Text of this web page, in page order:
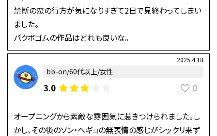
禁断の恋の行方が気になりすぎて2日で見終わってしまい
ました。
パクボゴムの作品はどれも良いな。
2025.4.18
bb-on/60代以上/女性
3.0 0
オープニングから素敵な雰囲気に惹きつけられました。し
かし、その後のソン・ヘギョの無表情の感じがシックリ来ず